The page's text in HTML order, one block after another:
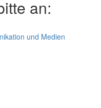
an:
und Medien